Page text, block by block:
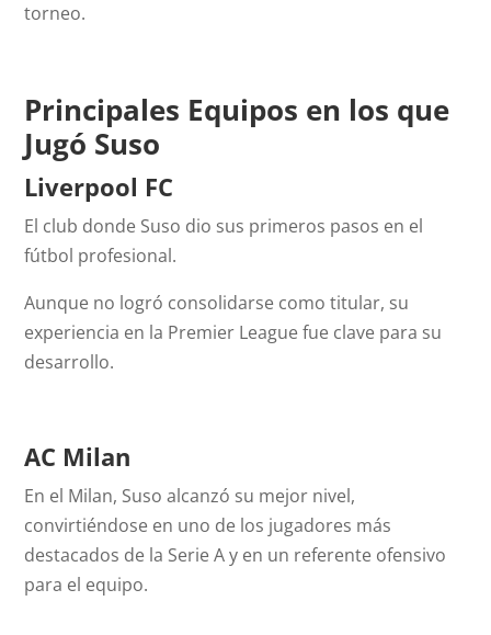
torneo.
Principales Equipos en los que
Jugó Suso
Liverpool FC
El club donde Suso dio sus primeros pasos en el
fútbol profesional.
Aunque no logró consolidarse como titular, su
experiencia en la Premier League fue clave para su
desarrollo.
AC Milan
En el Milan, Suso alcanzó su mejor nivel,
convirtiéndose en uno de los jugadores más
destacados de la Serie A y en un referente ofensivo
para el equipo.